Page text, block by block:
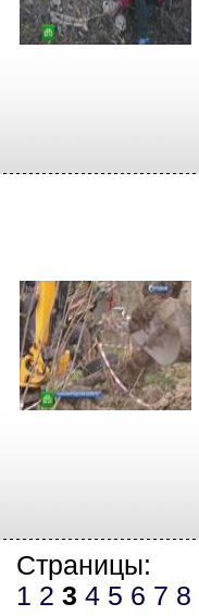
Страницы:
1 2 3 4 5 6 7 8